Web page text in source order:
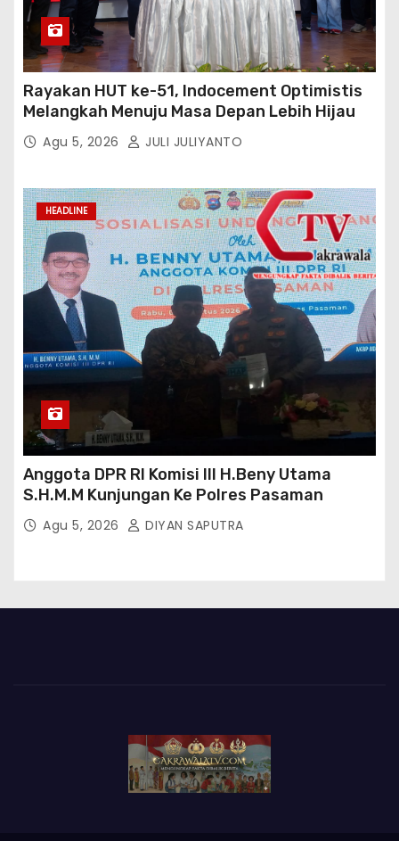
Rayakan HUT ke-51, Indocement Optimistis
Melangkah Menuju Masa Depan Lebih Hijau
Agu 5, 2026 JULI JULIYANTO
HEADLINE
Anggota DPR RI Komisi III H.Beny Utama
S.H.M.M Kunjungan Ke Polres Pasaman
Agu 5, 2026 DIYAN SAPUTRA